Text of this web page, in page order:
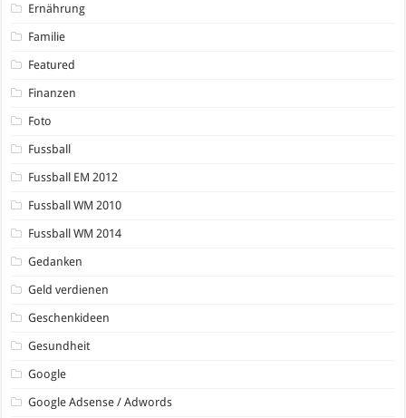
Ernährung
Familie
Featured
Finanzen
Foto
Fussball
Fussball EM 2012
Fussball WM 2010
Fussball WM 2014
Gedanken
Geld verdienen
Geschenkideen
Gesundheit
Google
Google Adsense / Adwords